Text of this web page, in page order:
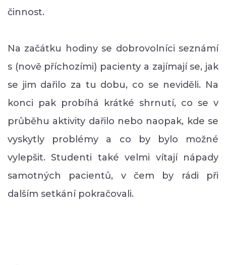
činnost.
Na začátku hodiny se dobrovolníci seznámí
s (nově příchozími) pacienty a zajímají se, jak
se jim dařilo za tu dobu, co se neviděli. Na
konci pak probíhá krátké shrnutí, co se v
průběhu aktivity dařilo nebo naopak, kde se
vyskytly problémy a co by bylo možné
vylepšit. Studenti také velmi vítají nápady
samotných pacientů, v čem by rádi při
dalším setkání pokračovali.